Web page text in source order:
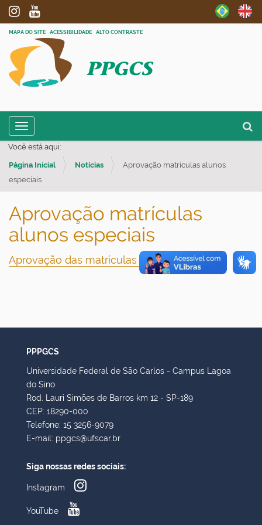
MAPA DO SITE ACESSIBILIDADE ALTO CONTRASTE
PPGCS
Toggle navigation
Você está aqui:
Página Inicial Notícias
Aprovação matrículas alunos
especiais
Aprovação matrículas
alunos especiais
Aprovação das matrículas alunos especiais
PPPGCS
Universidade Federal de São Carlos - Campus Lagoa
do Sino
Rod. Lauri Simões de Barros km 12 - SP-189
CEP: 18290-000
Telefone: 15 3256-9079
E-mail: ppgcs@ufscar.br
Siga nossas redes sociais:
Instagram
YouTube